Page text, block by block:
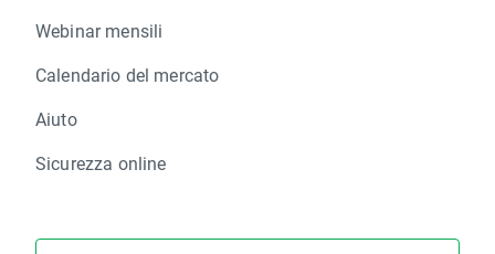
Webinar mensili
Calendario del mercato
Aiuto
Sicurezza online